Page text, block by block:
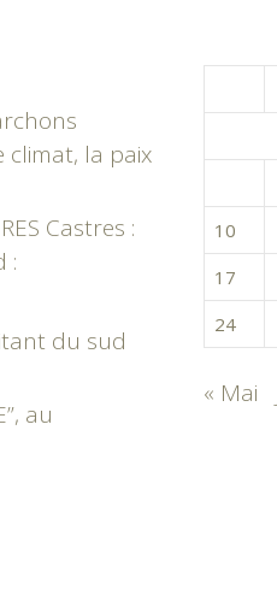
la paix
Castres :
:
du sud
au
10
17
24
« Mai